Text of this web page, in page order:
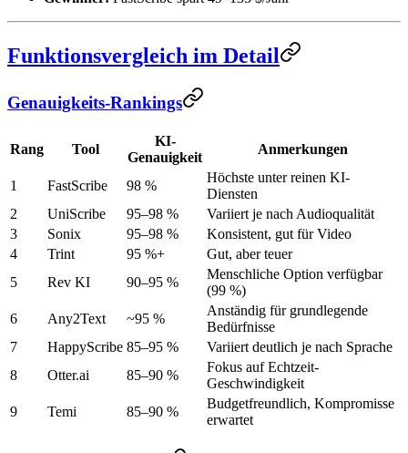
Funktionsvergleich im Detail
Genauigkeits-Rankings
Rang Tool
KI-
Genauigkeit
Anmerkungen
1 FastScribe 98 %
Höchste unter reinen KI-
Diensten
2
UniScribe 95–98 %
Variiert je nach Audioqualität
3
Sonix 95–98 %
Konsistent, gut für Video
4
Trint 95 %+
Gut, aber teuer
5
Rev KI 90–95 %
Menschliche Option verfügbar
(99 %)
6
Any2Text ~95 %
Anständig für grundlegende
Bedürfnisse
7
HappyScribe 85–95 %
Variiert deutlich je nach Sprache
8
Otter.ai 85–90 %
Fokus auf Echtzeit-
Geschwindigkeit
9
Temi 85–90 %
Budgetfreundlich, Kompromisse
erwartet